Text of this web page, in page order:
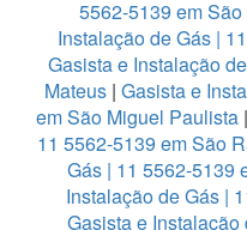
5562-5139 em
Instalação de Gás |
Gasista e Instalação
Mateus | Gasista e
em São Miguel Paulista |
11 5562-5139 em São
Gás | 11 5562-5139
Instalação de Gás |
Gasista e